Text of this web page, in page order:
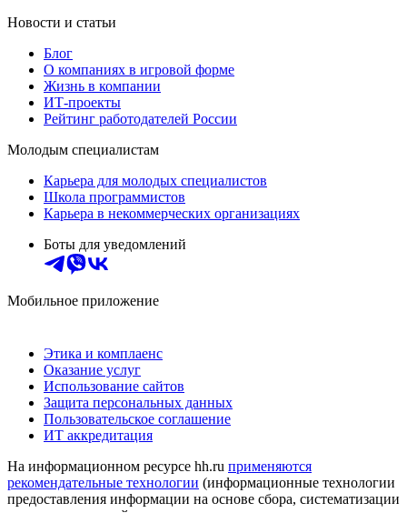
Новости и статьи
Блог
О компаниях в игровой форме
Жизнь в компании
ИТ-проекты
Рейтинг работодателей России
Молодым специалистам
Карьера для молодых специалистов
Школа программистов
Карьера в некоммерческих организациях
Боты для уведомлений
Мобильное приложение
Этика и комплаенс
Оказание услуг
Использование сайтов
Защита персональных данных
Пользовательское соглашение
ИТ аккредитация
На информационном ресурсе hh.ru применяются
рекомендательные технологии (информационные технологии
предоставления информации на основе сбора, систематизации